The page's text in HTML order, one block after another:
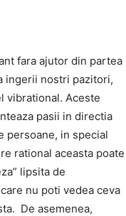
fara ajutor din partea
ingerii nostri pazitori,
vibrational. Aceste
pasii in directia
persoane, in special
rational aceasta poate
lipsita de
nu poti vedea ceva
De asemenea,